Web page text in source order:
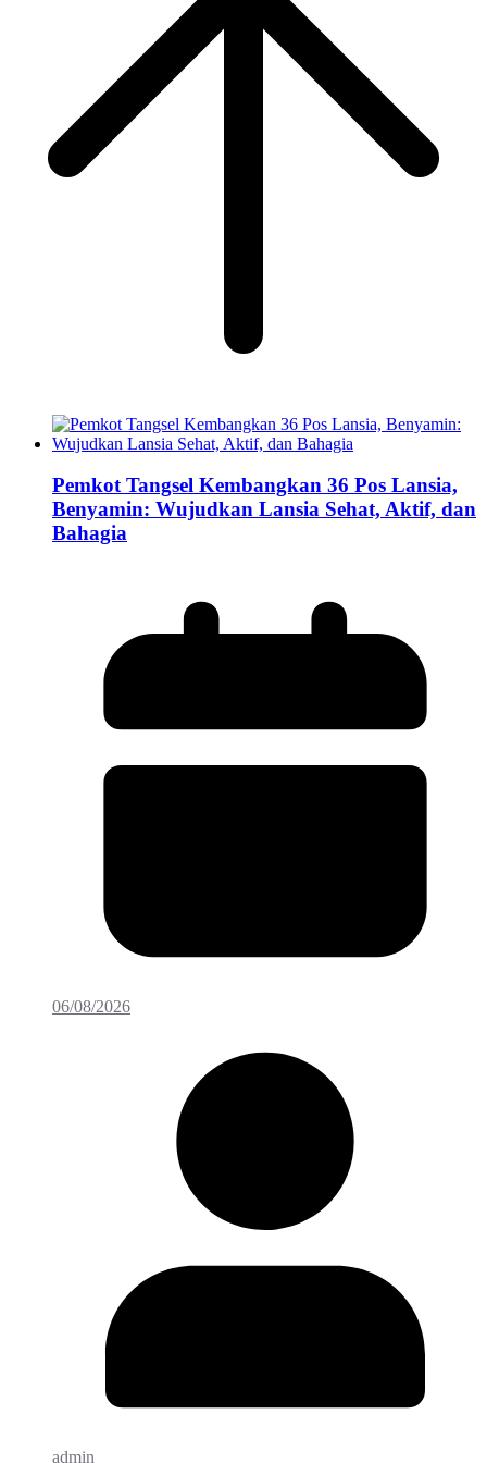
Pemkot Tangsel Kembangkan 36 Pos Lansia,
Benyamin: Wujudkan Lansia Sehat, Aktif, dan
Bahagia
06/08/2026
admin